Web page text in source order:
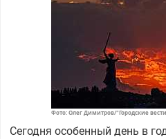
Фото: Олег Димитров/"Городские
Сегодня особенный день в